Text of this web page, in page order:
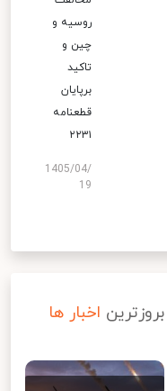
روسیه و
چین و
تاکید
برپایان
قطعنامه
۲۲۳۱
1405/04/
19
بروزترین اخبار ها